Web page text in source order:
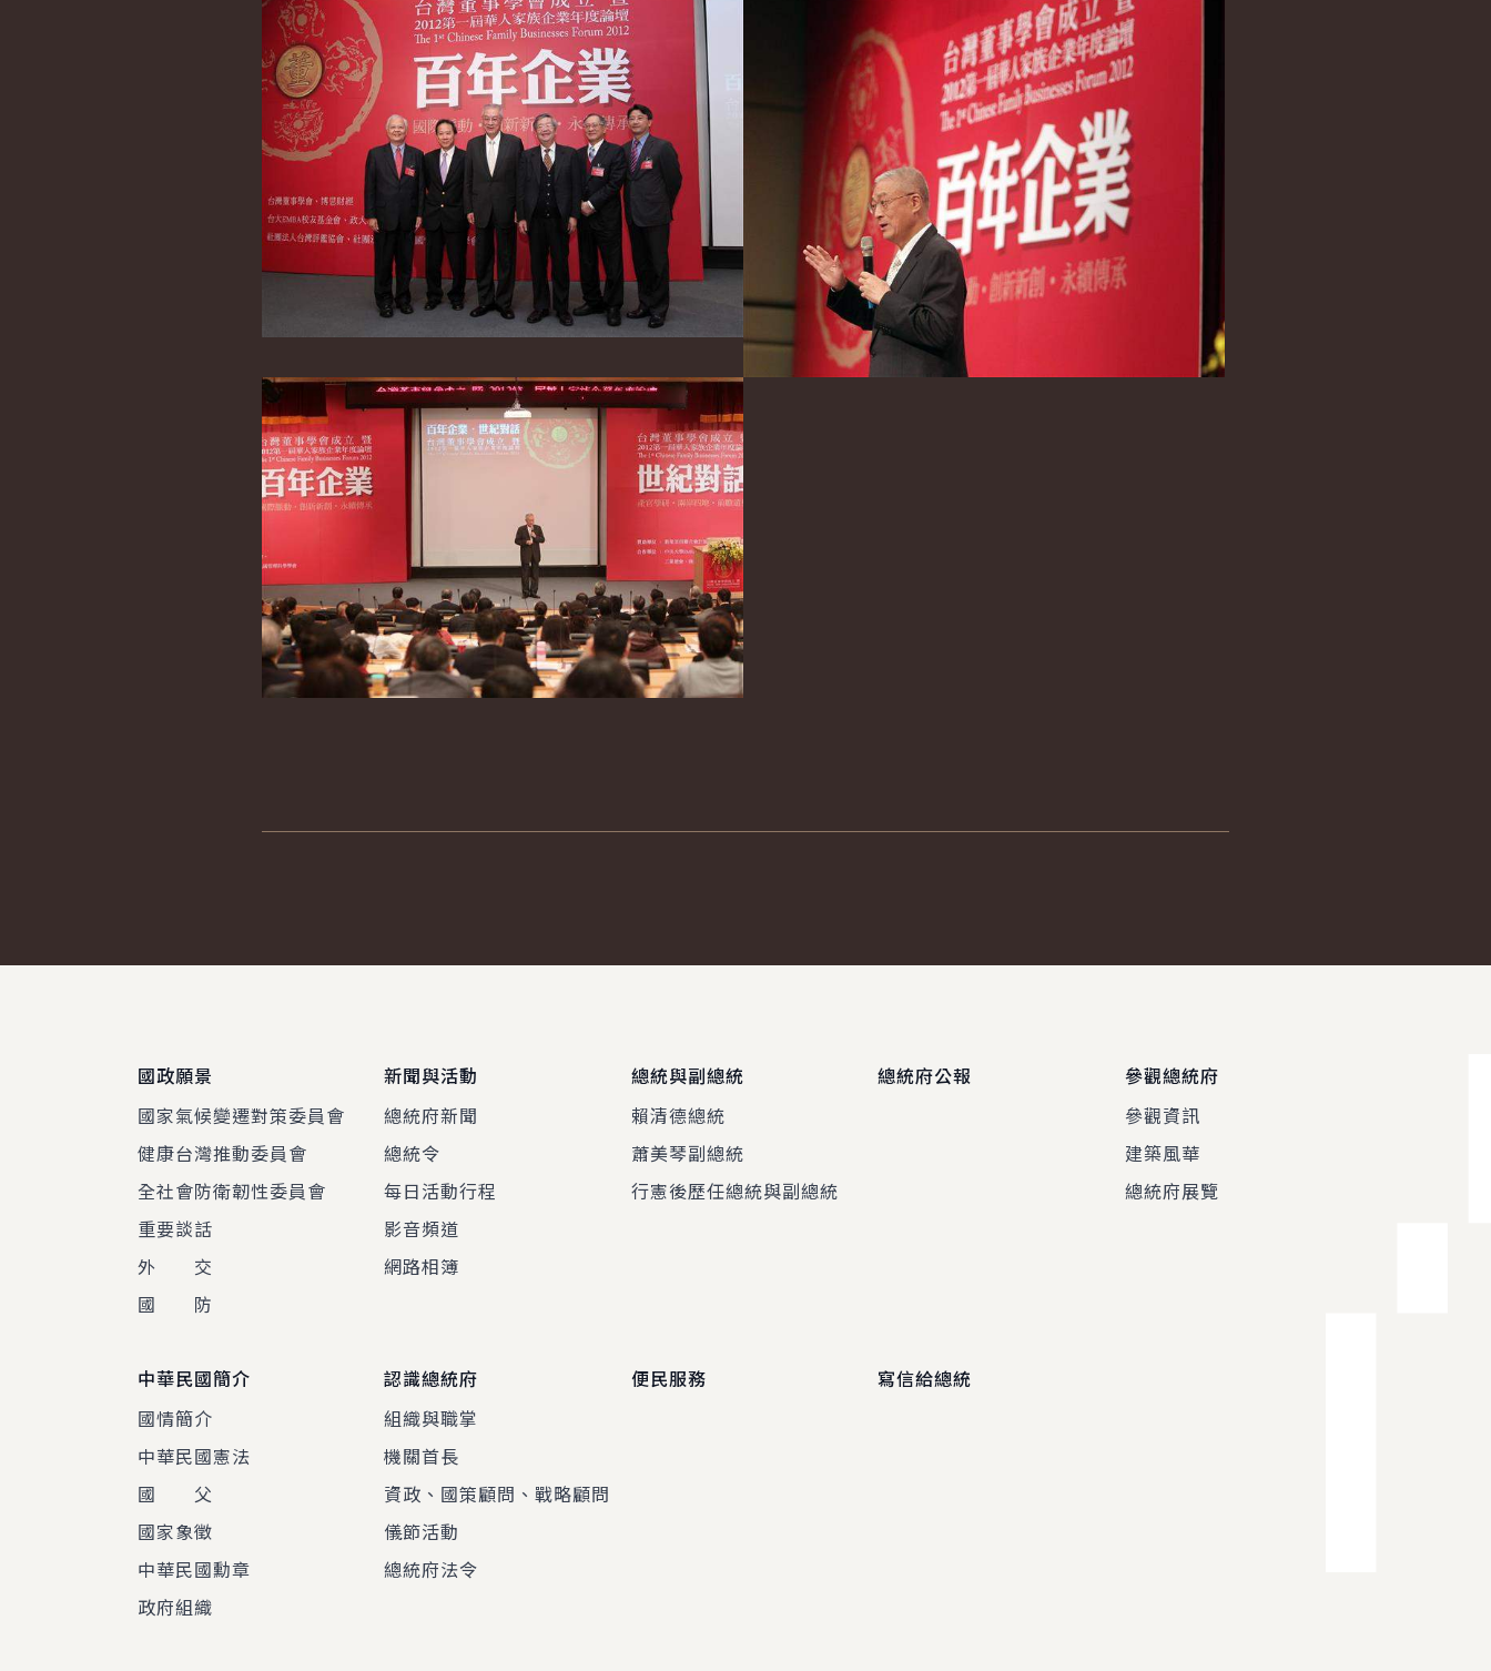
國政願景
國家氣候變遷對策委員會
健康台灣推動委員會
全社會防衛韌性委員會
重要談話
外 交
國 防
新聞與活動
總統府新聞
總統令
每日活動行程
影音頻道
網路相簿
總統與副總統
賴清德總統
蕭美琴副總統
行憲後歷任總統與副總統
總統府公報
參觀總統府
參觀資訊
建築風華
總統府展覽
中華民國簡介
國情簡介
中華民國憲法
國 父
國家象徵
中華民國勳章
政府組織
認識總統府
組織與職掌
機關首長
資政、國策顧問、戰略顧問
儀節活動
總統府法令
便民服務 寫信給總統